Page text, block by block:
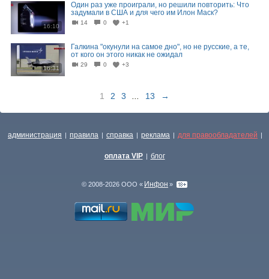
16:10
Один раз уже проиграли, но решили повторить: Что
задумали в США и для чего им Илон Маск?
14 0 +1
16:31
Галкина "окунули на самое дно", но не русские, а те,
от кого он этого никак не ожидал
29 0 +3
1 2 3 13 →
администрация | правила | справка | реклама | для правообладателей |
оплата VIP | блог
© 2008-2026 ООО « Инфон »